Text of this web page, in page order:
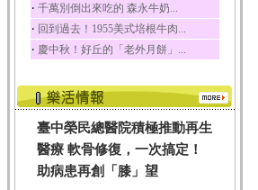
草魚
草魚含有維生素A、維生
素C、及豐富的蛋白...
‧ 千萬別倒出來吃的 森永牛奶...
‧ 回到過去！1955美式培根牛肉...
‧ 慶中秋！好丘的「老外月餅」...
臺中榮民總醫院積極推動再生
醫療 軟骨修復，一次搞定！
助病患再創「膝」望